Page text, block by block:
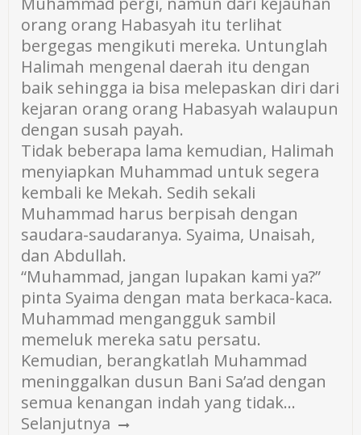
orang orang Habasyah itu terlihat
bergegas mengikuti mereka. Untunglah
Halimah mengenal daerah itu dengan
baik sehingga ia bisa melepaskan diri dari
kejaran orang orang Habasyah walaupun
dengan susah payah.
Tidak beberapa lama kemudian, Halimah
menyiapkan Muhammad untuk segera
kembali ke Mekah. Sedih sekali
Muhammad harus berpisah dengan
saudara-saudaranya. Syaima, Unaisah,
dan Abdullah.
“Muhammad, jangan lupakan kami ya?”
pinta Syaima dengan mata berkaca-kaca.
Muhammad mengangguk sambil
memeluk mereka satu persatu.
Kemudian, berangkatlah Muhammad
meninggalkan dusun Bani Sa’ad dengan
semua kenangan indah yang tidak…
Selanjutnya